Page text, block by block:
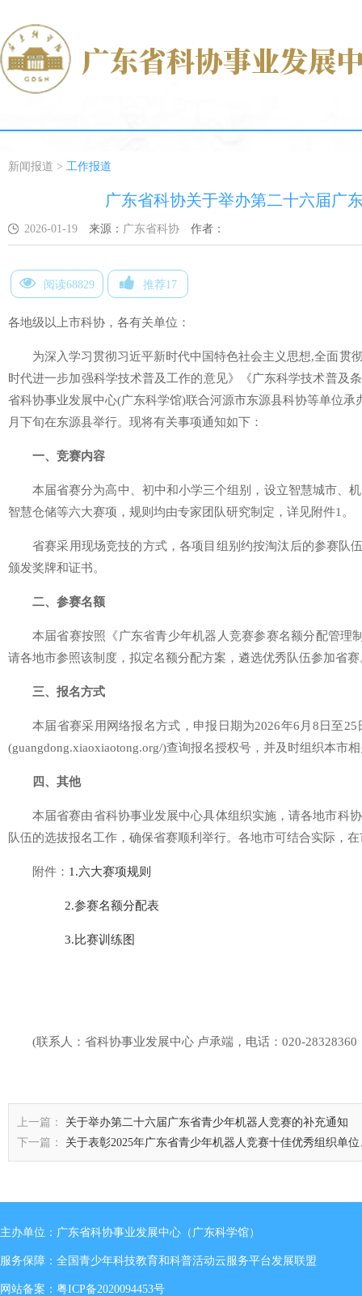
新闻报道 > 工作报道
广东省科协关于举办第二十六届广
2026-01-19 来源： 广东省科协 作者：
阅读68829 推荐17
各地级以上市科协，各有关单位：
为深入学习贯彻习近平新时代中国特色社会主义思想,全面贯
时代进一步加强科学技术普及工作的意见》《广东科学技术普及
省科协事业发展中心(广东科学馆)联合河源市东源县科协等单位
月下旬在东源县举行。现将有关事项通知如下：
一、竞赛内容
本届省赛分为高中、初中和小学三个组别，设立智慧城市、
智慧仓储等六大赛项，规则均由专家团队研究制定，详见附件1。
省赛采用现场竞技的方式，各项目组别约按淘汰后的参赛队
颁发奖牌和证书。
二、参赛名额
本届省赛按照《广东省青少年机器人竞赛参赛名额分配管理
请各地市参照该制度，拟定名额分配方案，遴选优秀队伍参加省赛
三、报名方式
本届省赛采用网络报名方式，申报日期为2026年6月8日至
(guangdong.xiaoxiaotong.org/)查询报名授权号，并及时组织本市
四、其他
本届省赛由省科协事业发展中心具体组织实施，请各地市科
队伍的选拔报名工作，确保省赛顺利举行。各地市可结合实际，
附件： 1.六大赛项规则
2.参赛名额分配表
3.比赛训练图
(联系人：省科协事业发展中心 卢承端，电话：020-28328360
上一篇：
关于举办第二十六届广东省青少年机器人竞赛的补充通知
下一篇：
关于表彰2025年广东省青少年机器人竞赛十佳优秀组织单
主办单位：广东省科协事业发展中心（广东科学馆）
服务保障：全国青少年科技教育和科普活动云服务平台发展联盟
网站备案： 粤ICP备2020094453号